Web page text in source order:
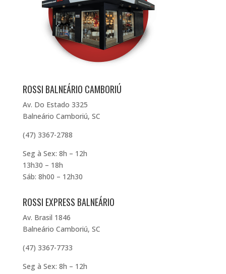
ROSSI BALNEÁRIO CAMBORIÚ
Av. Do Estado 3325
Balneário Camboriú, SC
(47) 3367-2788
Seg à Sex: 8h – 12h
13h30 – 18h
Sáb: 8h00 – 12h30
ROSSI EXPRESS BALNEÁRIO
Av. Brasil 1846
Balneário Camboriú, SC
(47) 3367-7733
Seg à Sex: 8h – 12h